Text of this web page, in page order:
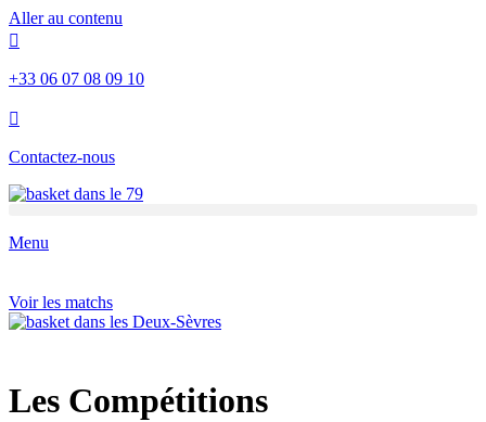
Aller au contenu
+33 06 07 08 09 10
Contactez-nous
Menu
Voir les matchs
Les Compétitions